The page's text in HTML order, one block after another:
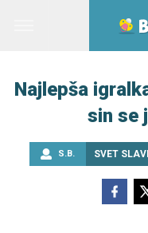
Najlepša
sin se
S.B. SVET